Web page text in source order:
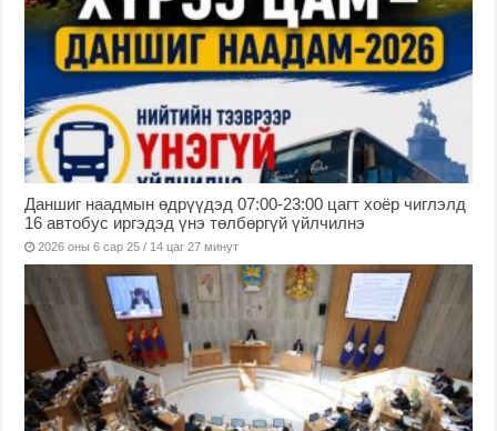
Даншиг наадмын өдрүүдэд 07:00-23:00 цагт хоёр чиглэлд
16 автобус иргэдэд үнэ төлбөргүй үйлчилнэ
2026 оны 6 сар 25 / 14 цаг 27 минут